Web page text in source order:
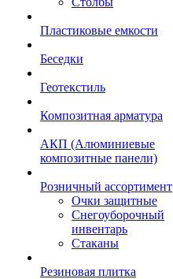
Пластиковые емкости
Беседки
Геотекстиль
Композитная арматура
АКП (Алюминиевые
композитные панели)
Розничный ассортимент
Очки защитные
Снегоуборочный
инвентарь
Стаканы
Резиновая плитка